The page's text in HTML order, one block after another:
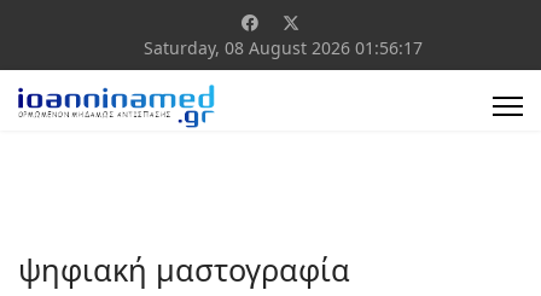
Saturday, 08 August 2026 01:56:17
ψηφιακή μαστογραφία